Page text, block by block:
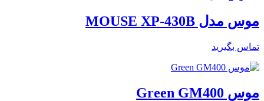
موس مدل MOUSE XP-430B
تماس بگیرید
موس Green GM400